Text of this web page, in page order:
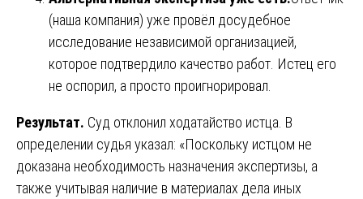
(наша компания) уже провёл досудебное
исследование независимой организацией,
которое подтвердило качество работ. Истец его
не оспорил, а просто проигнорировал.
Результат. Суд отклонил ходатайство истца. В
определении судья указал: «Поскольку истцом не
доказана необходимость назначения экспертизы, а
также учитывая наличие в материалах дела иных